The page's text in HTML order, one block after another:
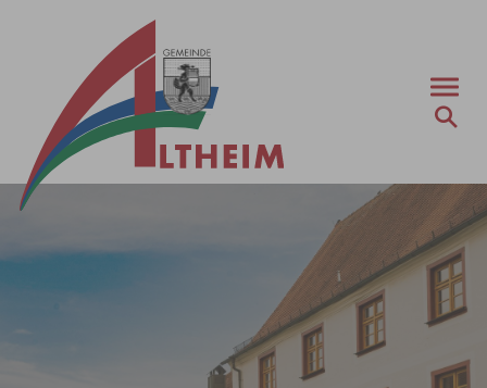
Zum Hauptinhalt springen